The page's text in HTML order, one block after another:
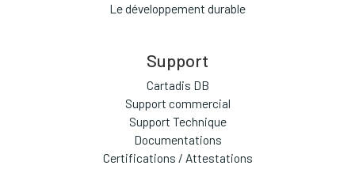
Le développement durable
Support
Cartadis DB
Support commercial
Support Technique
Documentations
Certifications / Attestations